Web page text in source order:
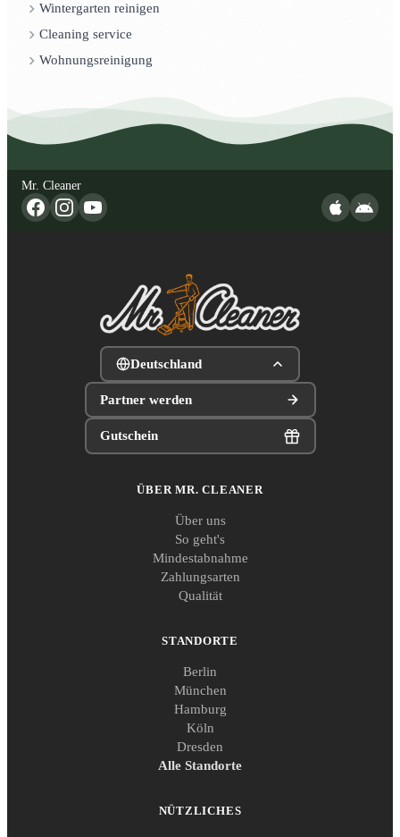
Wintergarten reinigen
Cleaning service
Wohnungsreinigung
Mr. Cleaner
Deutschland
Partner werden
Gutschein
ÜBER MR. CLEANER
Über uns
So geht's
Mindestabnahme
Zahlungsarten
Qualität
STANDORTE
Berlin
München
Hamburg
Köln
Dresden
Alle Standorte
NÜTZLICHES